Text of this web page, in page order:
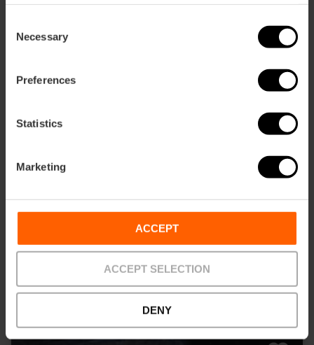
Selection
Necessary
Preferences
Statistics
Marketing
ACCEPT
ACCEPT SELECTION
DENY
Oceanogràfic en Hemisfèric combikaart
10% Korting VLC Tourist Card
Vanaf45,00 €